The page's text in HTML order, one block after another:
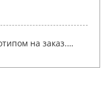
вина Магнитная